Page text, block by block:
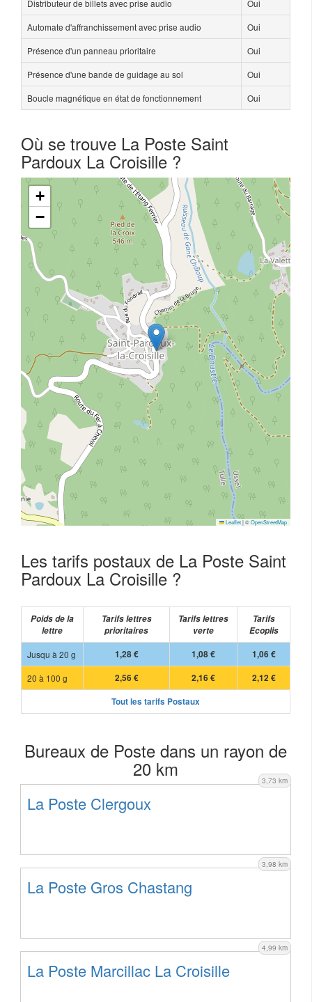
Distributeur de billets avec prise audio
Oui
Automate d'affranchissement avec prise audio
Oui
Présence d'un panneau prioritaire
Oui
Présence d'une bande de guidage au sol
Oui
Boucle magnétique en état de fonctionnement
Oui
Où se trouve La Poste Saint
Pardoux La Croisille ?
+
−
Leaflet|©OpenStreetMap
Les tarifs postaux de La Poste Saint
Pardoux La Croisille ?
Poids de la
lettre
Tarifs lettres
prioritaires
Tarifs lettres
verte
Tarifs
Ecoplis
Jusqu à 20 g
1,28 € 1,08 €
1,06 €
20 à 100 g
2,56 € 2,16 €
2,12 €
Tout les tarifs Postaux
Bureaux de Poste dans un rayon de
20 km 3,73 km
La Poste Clergoux
3,98 km
La Poste Gros Chastang
4,99 km
La Poste Marcillac La Croisille